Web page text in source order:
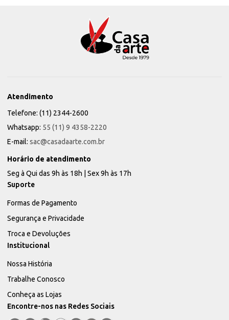
Atendimento
Telefone: (11) 2344-2600
Whatsapp: 55 (11) 9 4358-2220
E-mail: sac@casadaarte.com.br
Horário de atendimento
Seg à Qui das 9h às 18h | Sex 9h às 17h
Suporte
Formas de Pagamento
Segurança e Privacidade
Troca e Devoluções
Institucional
Nossa História
Trabalhe Conosco
Conheça as Lojas
Encontre-nos nas Redes Sociais